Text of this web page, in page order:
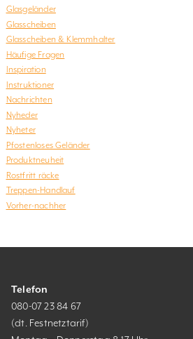
Glasgeländer
Glasscheiben
Glasscheiben & Klemmhalter
Häufige Fragen
Inspiration
Instruktioner
Nachrichten
Nyheder
Nyheter
Pfostenloses Geländer
Produktneuheit
Rostfritt räcke
Treppen-Handlauf
Vorher-nachher
Telefon
080-07 23 84 67
(dt. Festnetztarif)